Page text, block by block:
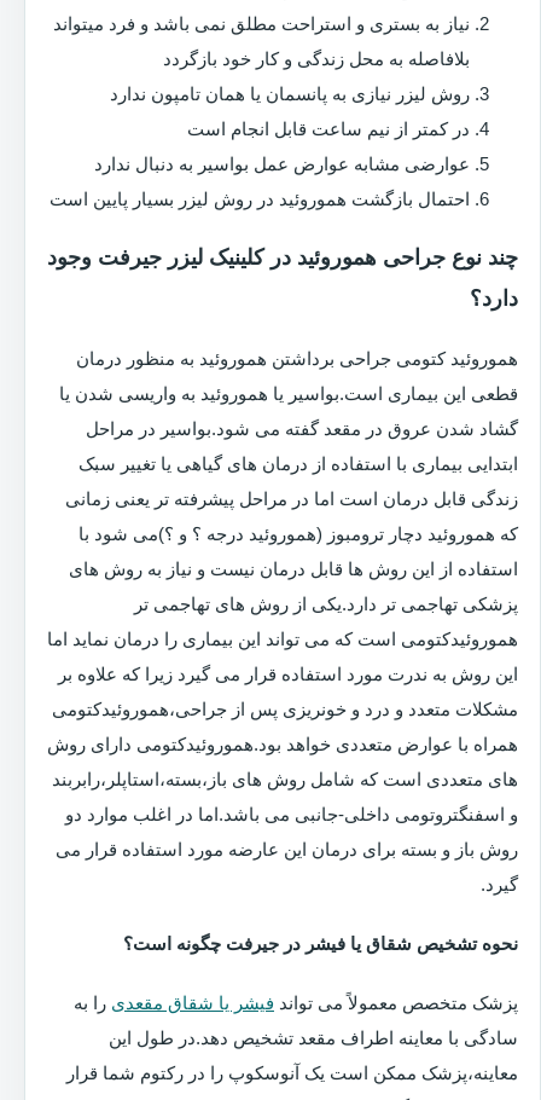
نیاز به بستری و استراحت مطلق نمی باشد و فرد میتواند
بلافاصله به محل زندگی و کار خود بازگردد
روش لیزر نیازی به پانسمان یا همان تامپون ندارد
در کمتر از نیم ساعت قابل انجام است
عوارضی مشابه عوارض عمل بواسیر به دنبال ندارد
احتمال بازگشت هموروئید در روش لیزر بسیار پایین است
چند نوع جراحی هموروئید در کلینیک لیزر جیرفت وجود
دارد؟
هموروئید کتومی جراحی برداشتن هموروئید به منظور درمان
قطعی این بیماری است.بواسیر یا هموروئید به واریسی شدن یا
گشاد شدن عروق در مقعد گفته می شود.بواسیر در مراحل
ابتدایی بیماری با استفاده از درمان های گیاهی یا تغییر سبک
زندگی قابل درمان است اما در مراحل پیشرفته تر یعنی زمانی
که هموروئید دچار ترومبوز (هموروئید درجه ؟ و ؟)می شود با
استفاده از این روش ها قابل درمان نیست و نیاز به روش های
پزشکی تهاجمی تر دارد.یکی از روش های تهاجمی تر
هموروئیدکتومی است که می تواند این بیماری را درمان نماید اما
این روش به ندرت مورد استفاده قرار می گیرد زیرا که علاوه بر
مشکلات متعدد و درد و خونریزی پس از جراحی،هموروئیدکتومی
همراه با عوارض متعددی خواهد بود.هموروئیدکتومی دارای روش
های متعددی است که شامل روش های باز،بسته،استاپلر،رابربند
و اسفنگتروتومی داخلی-جانبی می باشد.اما در اغلب موارد دو
روش باز و بسته برای درمان این عارضه مورد استفاده قرار می
گیرد.
نحوه تشخیص شقاق یا فیشر در جیرفت چگونه است؟
پزشک متخصص معمولاً می تواند فیشر یا شقاق مقعدی را به
سادگی با معاینه اطراف مقعد تشخیص دهد.در طول این
معاینه،پزشک ممکن است یک آنوسکوپ را در رکتوم شما قرار